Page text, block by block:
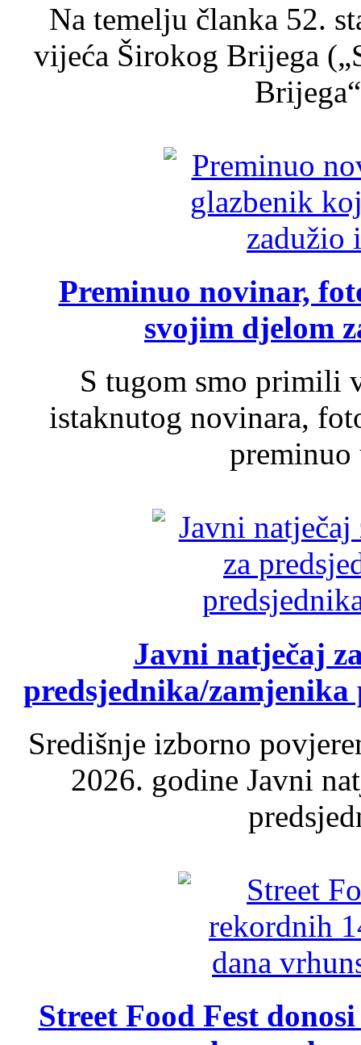
Na temelju članka 52.
vijeća Širokog Brijega
Preminuo novinar,
svojim djelom
S tugom smo primili
istaknutog novinara,
Javni natječaj
predsjednika/
Središnje izborno
2026. godine Javni
Street Food Fest